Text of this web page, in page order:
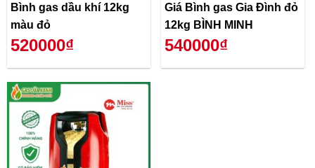
Bình gas dầu khí 12kg
màu đỏ
520000₫
Giá Bình gas Gia Đình đỏ
12kg BÌNH MINH
540000₫